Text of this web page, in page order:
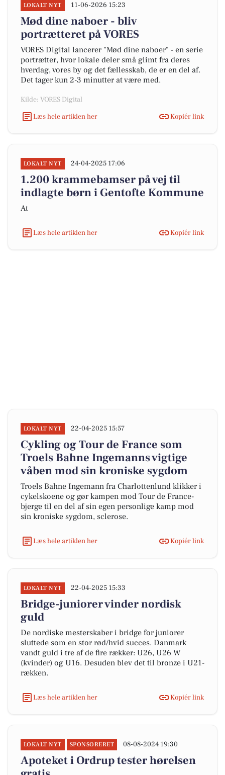
LOKALT NYT 11-06-2026 15:23
Mød dine naboer - bliv
portrætteret på VORES
VORES Digital lancerer "Mød dine naboer" - en serie
portrætter, hvor lokale deler små glimt fra deres
hverdag, vores by og det fællesskab, de er en del af.
Det tager kun 2-3 minutter at være med.
Kilde: VORES Digital
Læs hele artiklen her
Kopiér link
LOKALT NYT 24-04-2025 17:06
1.200 krammebamser på vej til
indlagte børn i Gentofte Kommune
At
Læs hele artiklen her Kopiér link
LOKALT NYT 22-04-2025 15:57
Cykling og Tour de France som
Troels Bahne Ingemanns vigtige
våben mod sin kroniske sygdom
Troels Bahne Ingemann fra Charlottenlund klikker i
cykelskoene og gør kampen mod Tour de France-
bjerge til en del af sin egen personlige kamp mod
sin kroniske sygdom, sclerose.
Læs hele artiklen her Kopiér link
LOKALT NYT 22-04-2025 15:33
Bridge-juniorer vinder nordisk
guld
De nordiske mesterskaber i bridge for juniorer
sluttede som en stor rød/hvid succes. Danmark
vandt guld i tre af de fire rækker: U26, U26 W
(kvinder) og U16. Desuden blev det til bronze i U21-
rækken.
Læs hele artiklen her Kopiér link
LOKALT NYT SPONSORERET 08-08-2024 19:30
Apoteket i Ordrup tester hørelsen